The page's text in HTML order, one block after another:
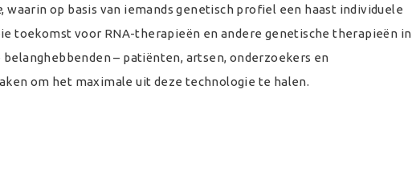
, waarin op basis van iemands genetisch profiel een haast individuele
toekomst voor RNA-therapieën en andere genetische therapieën in
– patiënten, artsen, onderzoekers en
om het maximale uit deze technologie te halen.